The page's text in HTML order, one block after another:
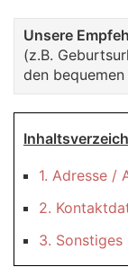
Unsere
(z.B.
den bequemen
1. Adresse /
2.
3.